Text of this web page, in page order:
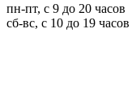
пн-пт, с 9 до 20 часов
сб-вс, с 10 до 19 часов